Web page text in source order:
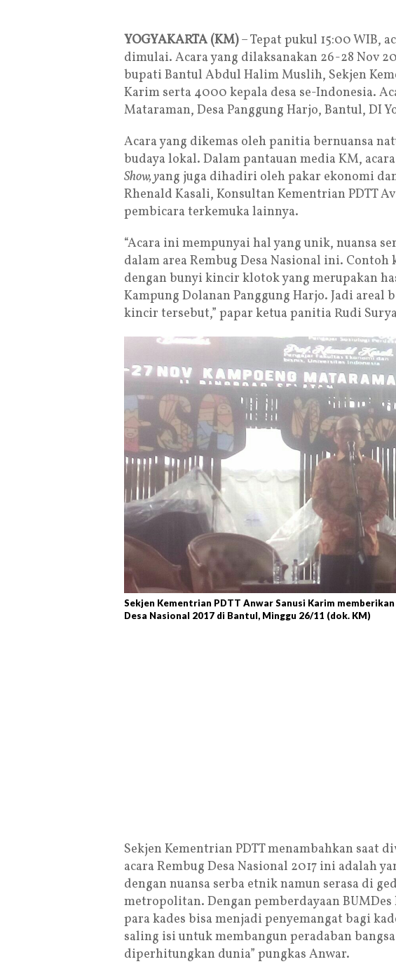
YOGYAKARTA (KM)– Tepat pukul 15:00 WIB,
dimulai. Acara yang dilaksanakan 26-28 Nov
bupati Bantul Abdul Halim Muslih, Sekjen
Karim serta 4000 kepala desa se-Indonesia.
Mataraman, Desa Panggung Harjo, Bantul, DI
Acara yang dikemas oleh panitia bernuansa
budaya lokal. Dalam pantauan media KM,
Show, yang juga dihadiri oleh pakar ekonomi
Rhenald Kasali, Konsultan Kementrian PDTT
pembicara terkemuka lainnya.
“Acara ini mempunyai hal yang unik, nuansa
dalam area Rembug Desa Nasional ini.
dengan bunyi kincir klotok yang merupakan
Kampung Dolanan Panggung Harjo. Jadi
kincir tersebut,” papar ketua panitia Rudi
Sekjen Kementrian PDTT Anwar Sanusi Karim
Desa Nasional 2017 di Bantul, Minggu 26/11 (dok. KM)
Sekjen Kementrian PDTT menambahkan saat
acara Rembug Desa Nasional 2017 ini adalah
dengan nuansa serba etnik namun serasa di
metropolitan. Dengan pemberdayaan
para kades bisa menjadi penyemangat bagi
saling isi untuk membangun peradaban
diperhitungkan dunia” pungkas Anwar.